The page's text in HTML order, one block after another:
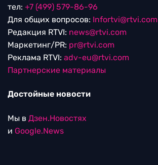
тел: +7 (499) 579-86-96
Для общих вопросов: Infortvi@rtvi.com
Редакция RTVI: news@rtvi.com
Маркетинг/PR: pr@rtvi.com
Реклама RTVI: adv-eu@rtvi.com
Партнерские материалы
Достойные новости
Мы в Дзен.Новостях
и Google.News